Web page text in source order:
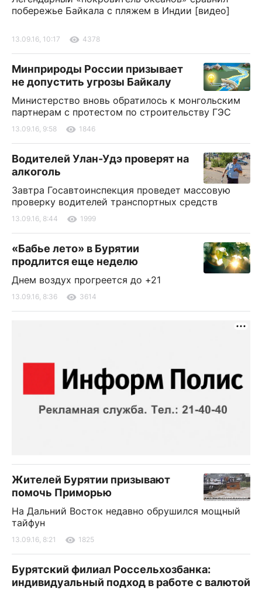
побережье Байкала с пляжем в Индии [видео]
13.09.16, 10:17 4378
Минприроды России призывает
не допустить угрозы Байкалу
Министерство вновь обратилось к монгольским
партнерам с протестом по строительству ГЭС
13.09.16, 9:58 1846
Водителей Улан-Удэ проверят на
алкоголь
Завтра Госавтоинспекция проведет массовую
проверку водителей транспортных средств
13.09.16, 8:44 1999
«Бабье лето» в Бурятии
продлится еще неделю
Днем воздух прогреется до +21
13.09.16, 8:36 3614
Жителей Бурятии призывают
помочь Приморью
На Дальний Восток недавно обрушился мощный
тайфун
13.09.16, 8:21 1825
Бурятский филиал Россельхозбанка:
индивидуальный подход в работе с валютой